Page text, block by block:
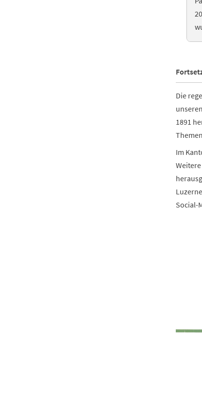
Die
1891
Im
Social-